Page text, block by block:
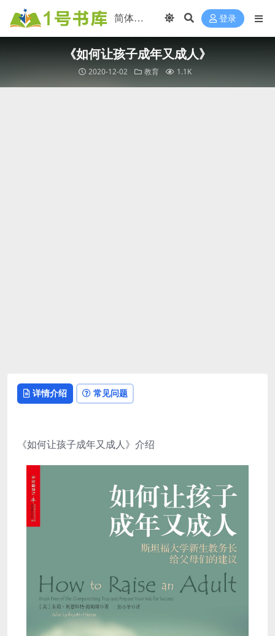
登录
《如何让孩子成年又成人》
2020-12-02 教育 1.1K
详情介绍 常见问题
《如何让孩子成年又成人》介绍